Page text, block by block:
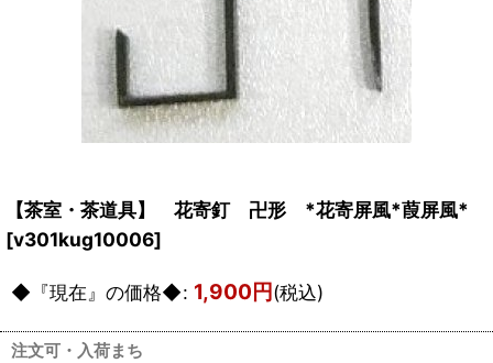
【茶室・茶道具】 花寄釘 卍形 *花寄屏風*葭屏風*
[v301kug10006]
◆『現在』の価格◆: 1,900円(税込)
注文可・入荷まち